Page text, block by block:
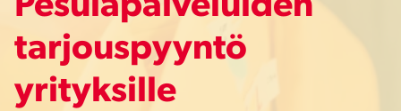
Pesulapalveluiden
tarjouspyyntö
yrityksille